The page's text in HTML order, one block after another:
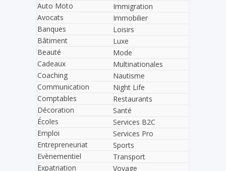
Auto Moto
Avocats
Banques
Bâtiment
Beauté
Cadeaux
Coaching
Communication
Comptables
Décoration
Écoles
Emploi
Entrepreneuriat
Evènementiel
Expatriation
Immigration
Immobilier
Loisirs
Luxe
Mode
Multinationales
Nautisme
Night Life
Restaurants
Santé
Services B2C
Services Pro
Sports
Transport
Voyage